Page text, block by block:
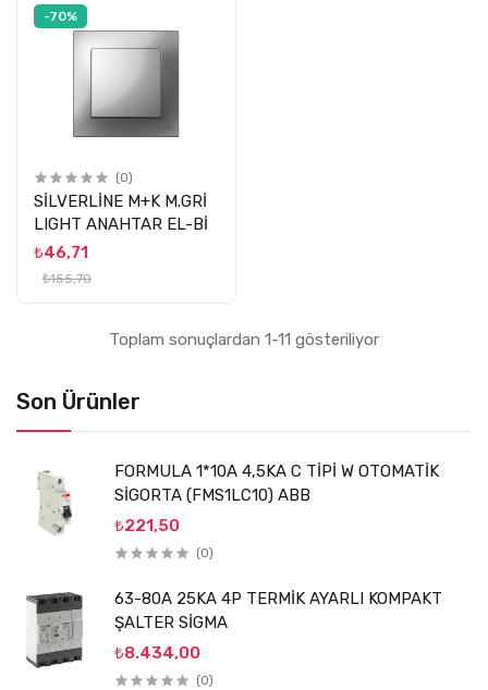
Son Ürünler
FORMULA 1*10A 4,5KA C TİPİ W OTOMATİK
SİGORTA (FMS1LC10) ABB
₺221,50
(0)
63-80A 25KA 4P TERMİK AYARLI KOMPAKT
ŞALTER SİGMA
₺8.434,00
(0)
-70%
(0)
SİLVERLİNE M+K M.GRİ
LIGHT ANAHTAR EL-Bİ
₺46,71
₺155,70
Toplam sonuçlardan 1-11 gösteriliyor